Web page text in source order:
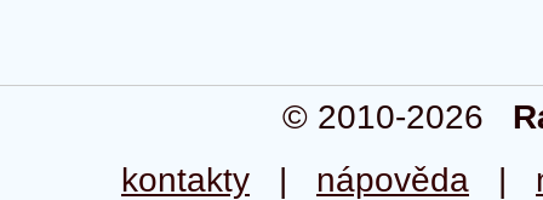
© 2010-2026
kontakty | nápověda |